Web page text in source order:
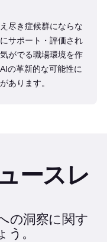
尽き症候群にならな
サポート・評価され
がでる職場環境を作
の革新的な可能性に
あります。
ースレ
の洞察に関す
。